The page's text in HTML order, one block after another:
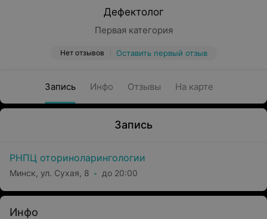
Дефектолог
Первая категория
Нет отзывов Оставить первый отзыв
Запись Инфо Отзывы На карте
Запись
РНПЦ оториноларингологии
Минск, ул. Сухая, 8 до 20:00
Инфо